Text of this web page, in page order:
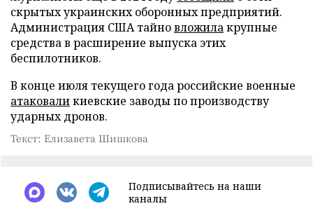
скрытых украинских оборонных предприятий.
Администрация США тайновложилакрупные
средства в расширение выпуска этих
беспилотников.
В конце июля текущего года российские военные
атаковаликиевские заводы по производству
ударных дронов.
Текст: Елизавета Шишкова
Подписывайтесь на наши
каналы